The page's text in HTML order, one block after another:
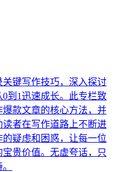
键写作技巧，深入探讨
到1迅速成长。此专栏致
款文章的核心方法，并
者在写作道路上不断进
疑虑和困惑，让每一位
贵价值。无虚夸话，只